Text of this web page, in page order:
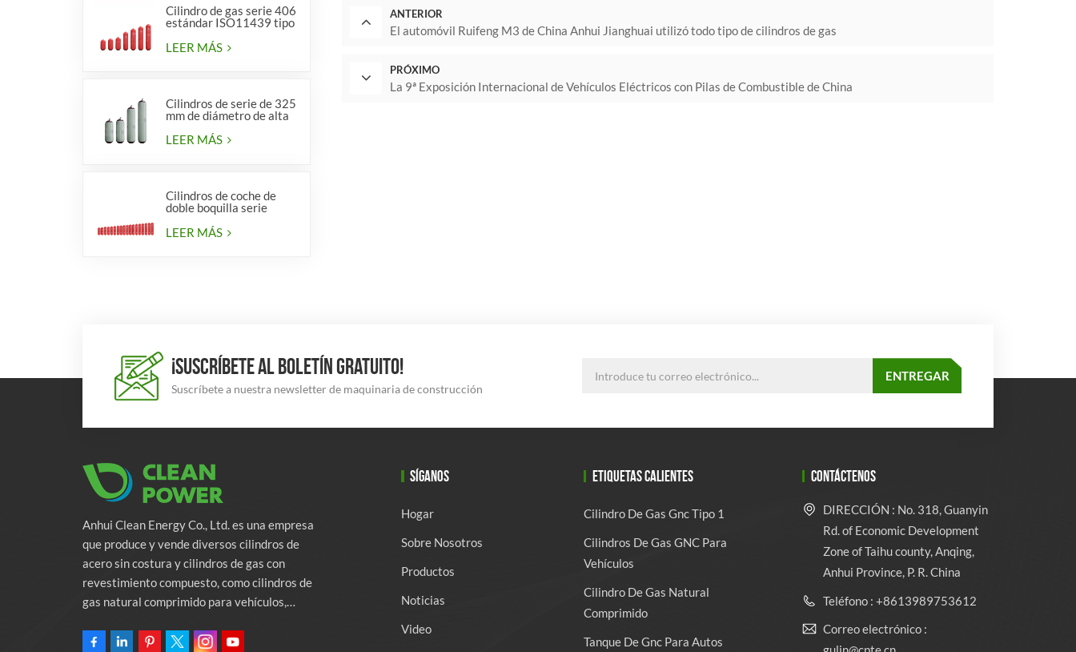
Cilindro de gas serie 406
estándar ISO11439 tipo
LEER MÁS
Cilindros de serie de 325
mm de diámetro de alta
LEER MÁS
Cilindros de coche de
doble boquilla serie
LEER MÁS
ANTERIOR
El automóvil Ruifeng M3 de China Anhui Jianghuai utilizó todo tipo de cilindros de gas
PRÓXIMO
La 9ª Exposición Internacional de Vehículos Eléctricos con Pilas de Combustible de China
¡SUSCRÍBETE AL BOLETÍN GRATUITO!
Suscríbete a nuestra newsletter de maquinaria de construcción
Anhui Clean Energy Co., Ltd. es una empresa
que produce y vende diversos cilindros de
acero sin costura y cilindros de gas con
revestimiento compuesto, como cilindros de
gas natural comprimido para vehículos,
incendios. La empresa se compromete a
SÍGANOS
Hogar
Sobre Nosotros
Productos
Noticias
Video
ETIQUETAS CALIENTES
Cilindro De Gas Gnc Tipo 1
Cilindros De Gas GNC Para
Vehículos
Cilindro De Gas Natural
Comprimido
Tanque De Gnc Para Autos
CONTÁCTENOS
DIRECCIÓN : No. 318, Guanyin
Rd. of Economic Development
Zone of Taihu county, Anqing,
Anhui Province, P. R. China
Teléfono : +8613989753612
Correo electrónico :